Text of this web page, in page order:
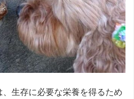
生存に必要な栄養を得るため